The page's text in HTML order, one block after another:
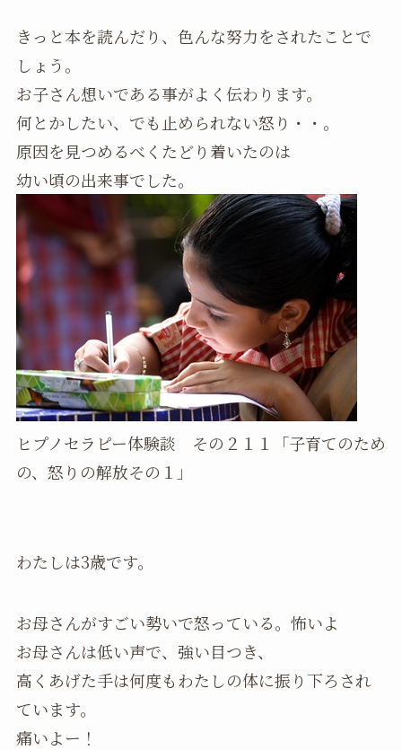
きっと本を読んだり、色んな努力をされたことで
しょう。
お子さん想いである事がよく伝わります。
何とかしたい、でも止められない怒り・・。
原因を見つめるべくたどり着いたのは
幼い頃の出来事でした。
ヒプノセラピー体験談 その２１１「子育てのため
の、怒りの解放その１」
わたしは3歳です。
お母さんがすごい勢いで怒っている。怖いよ
お母さんは低い声で、強い目つき、
高くあげた手は何度もわたしの体に振り下ろされ
ています。
痛いよー！